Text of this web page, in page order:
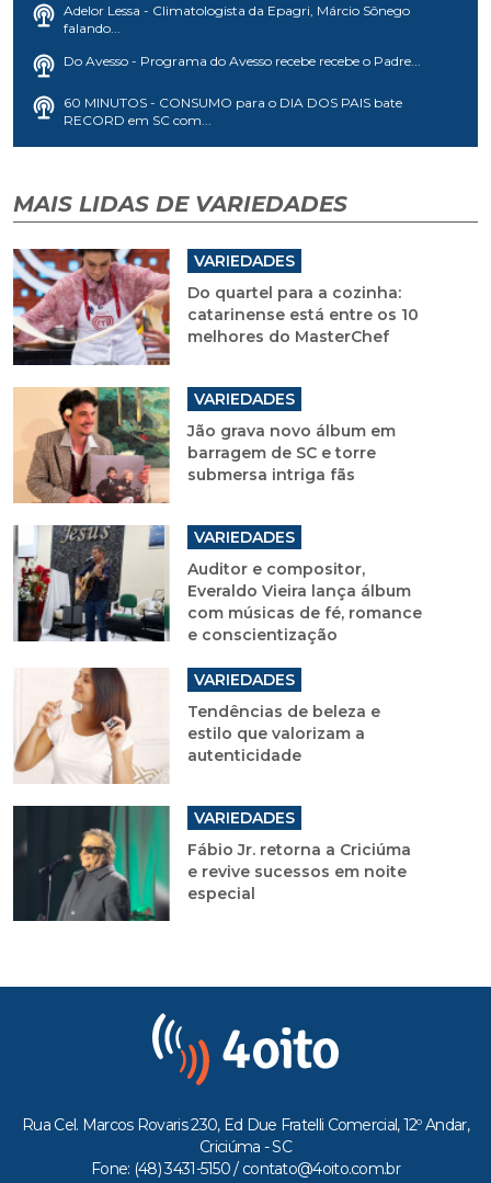
Adelor Lessa - Climatologista da Epagri, Márcio Sônego
falando...
Do Avesso - Programa do Avesso recebe recebe o Padre...
60 MINUTOS - CONSUMO para o DIA DOS PAIS bate
RECORD em SC com...
MAIS LIDAS DE VARIEDADES
VARIEDADES
Do quartel para a cozinha:
catarinense está entre os 10
melhores do MasterChef
VARIEDADES
Jão grava novo álbum em
barragem de SC e torre
submersa intriga fãs
VARIEDADES
Auditor e compositor,
Everaldo Vieira lança álbum
com músicas de fé, romance
e conscientização
VARIEDADES
Tendências de beleza e
estilo que valorizam a
autenticidade
VARIEDADES
Fábio Jr. retorna a Criciúma
e revive sucessos em noite
especial
Rua Cel. Marcos Rovaris 230, Ed Due Fratelli Comercial, 12º Andar,
Criciúma - SC
Fone: (48) 3431-5150 / contato@4oito.com.br